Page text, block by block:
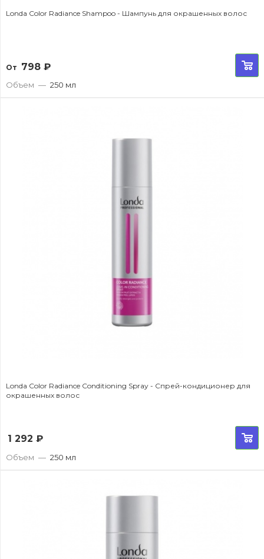
Londa Color Radiance Shampoo - Шампунь для окрашенных волос
От 798 ₽
Объем — 250 мл
Londa Color Radiance Conditioning Spray - Спрей-кондиционер для
окрашенных волос
1 292 ₽
Объем — 250 мл